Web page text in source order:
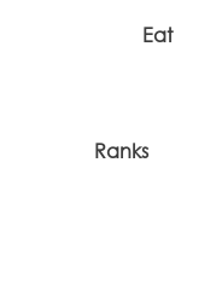
Eat
Ranks